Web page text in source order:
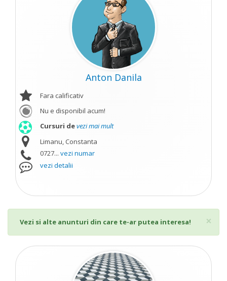
Anton Danila
Fara calificativ
Nu e disponibil acum!
Cursuri devezi mai mult
Limanu, Constanta
0727... vezi numar
vezi detalii
×
Vezi si alte anunturi din care te-ar putea interesa!